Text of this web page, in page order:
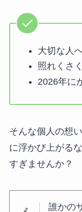
大切な人
照れくさ
2026年に
そんな個人の想
に浮かび上がる
すぎませんか？
誰かの